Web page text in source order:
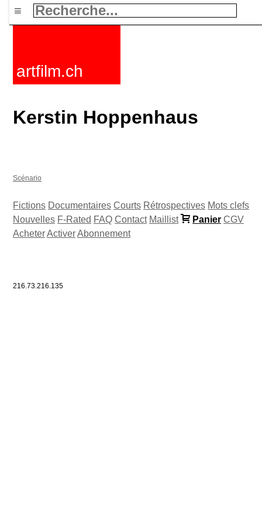
≡
artfilm.ch
Kerstin Hoppenhaus
Scénario
Fictions Documentaires Courts Rétrospectives Mots clefs
Nouvelles F-Rated FAQ Contact Maillist Panier CGV
AcheterActiverAbonnement
216.73.216.135